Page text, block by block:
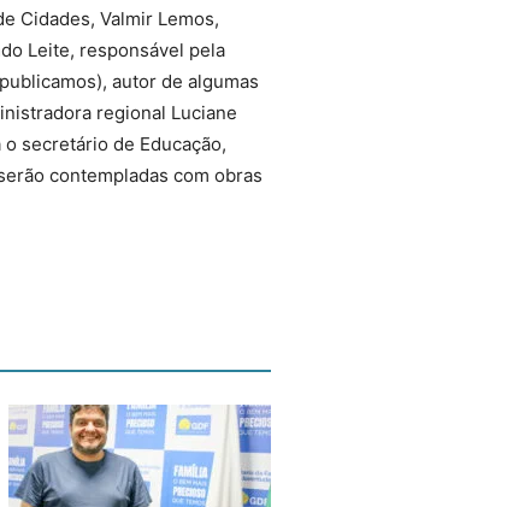
Cidades, Valmir Lemos,
Leite, responsável pela
autor de algumas
regional Luciane
secretário de Educação,
contempladas com obras